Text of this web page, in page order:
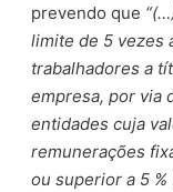
prevendo que
limite de 5 vezes
trabalhadores a
empresa, por via
entidades cuja
remunerações
ou superior a 5 %